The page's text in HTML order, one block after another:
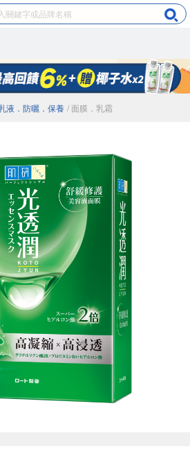
液．防曬．保養 / 面膜．乳霜